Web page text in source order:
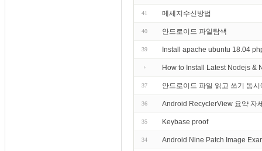
41 메세지수신방법
40 안드로이드 파일탐색
39 Install apache ubuntu 18.04
How to Install Latest Nodejs &
37 안드로이드 파일 읽고 쓰기 동시
36 Android RecyclerView 요약 자
35 Keybase proof
34 Android Nine Patch Image